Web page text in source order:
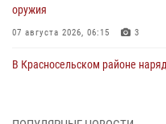
оружия
07 августа 2026, 06:15 3
В Красносельском районе
06 августа 2026, 13:39 1